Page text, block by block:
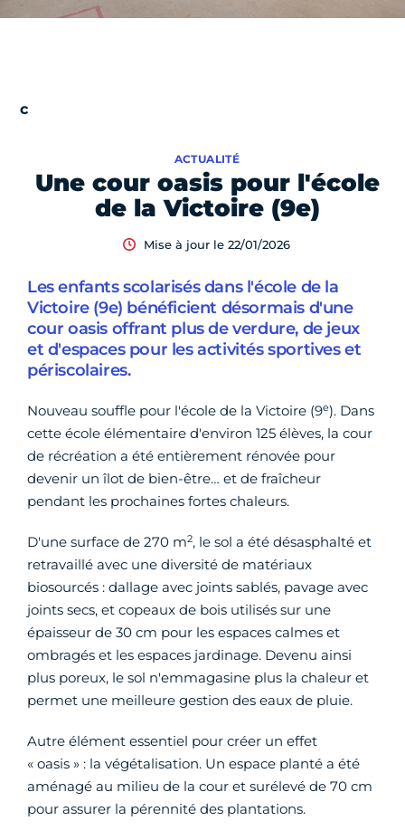
Une cour oasis pour l'école
de la Victoire (9e)
ACTUALITÉ
Mise à jour le 22/01/2026
Les enfants scolarisés dans l'école de la
Victoire (9e) bénéficient désormais d'une
cour oasis offrant plus de verdure, de jeux
et d'espaces pour les activités sportives et
périscolaires.
Nouveau souffle pour l'école de la Victoire (9e). Dans
cette école élémentaire d'environ 125 élèves, la cour
de récréation a été entièrement rénovée pour
devenir un îlot de bien-être… et de fraîcheur
pendant les prochaines fortes chaleurs.
D'une surface de 270 m2, le sol a été désasphalté et
retravaillé avec une diversité de matériaux
biosourcés : dallage avec joints sablés, pavage avec
joints secs, et copeaux de bois utilisés sur une
épaisseur de 30 cm pour les espaces calmes et
ombragés et les espaces jardinage. Devenu ainsi
plus poreux, le sol n'emmagasine plus la chaleur et
permet une meilleure gestion des eaux de pluie.
Autre élément essentiel pour créer un effet
« oasis » : la végétalisation. Un espace planté a été
aménagé au milieu de la cour et surélevé de 70 cm
pour assurer la pérennité des plantations.